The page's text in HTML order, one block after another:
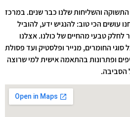
התשוקה והשליחות שלנו כבר שנים. במרכז
עושים הכי טוב: להנגיש ידע, להוביל
לחלק טבעי מהחיים של כולנו. אצלנו
החומרים, מנייר ופלסטיק ועד פסולת
ופתרונות בהתאמה אישית למי שרוצה
הסביבה.